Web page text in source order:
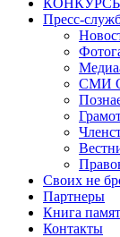
Пресс-
СМИ
Своих не
Партнеры
Книга
Контакты